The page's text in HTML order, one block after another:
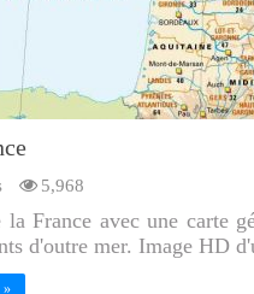
5,968
la France avec une carte
d'outre mer. Image HD
»